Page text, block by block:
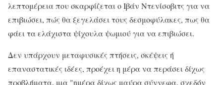
λεπτομέρεια που σκαρφίζεται ο Ιβάν Ντενίσοβιτς για να
επιβιώσει, πώς θα ξεγελάσει τους δεσμοφύλακες, πως θα
φάει τα ελάχιστα ψίχουλα ψωμιού για να επιβιώσει.
Δεν υπάρχουν μεταφυσικές πτήσεις, σκέψεις ή
επαναστατικές ιδέες, προέχει η μέρα να περάσει δίχως
προβλήματα, μια "ημέρα δίχως μαύρα σύννεφα, σχεδόν